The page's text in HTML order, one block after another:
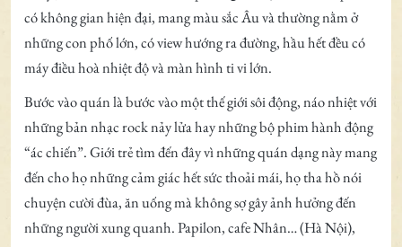
có không gian hiện đại, mang màu sắc Âu và thường nằm ở
những con phố lớn, có view hướng ra đường, hầu hết đều có
máy điều hoà nhiệt độ và màn hình ti vi lớn.
Bước vào quán là bước vào một thế giới sôi động, náo nhiệt với
những bản nhạc rock nảy lửa hay những bộ phim hành động
“ác chiến”. Giới trẻ tìm đến đây vì những quán dạng này mang
đến cho họ những cảm giác hết sức thoải mái, họ tha hồ nói
chuyện cười đùa, ăn uống mà không sợ gây ảnh hưởng đến
những người xung quanh. Papilon, cafe Nhân… (Hà Nội),